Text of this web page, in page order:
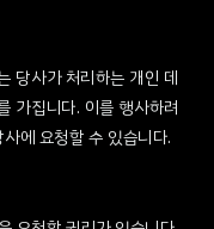
당사가 처리하는 개인 데
가집니다. 이를 행사하려
에 요청할 수 있습니다.